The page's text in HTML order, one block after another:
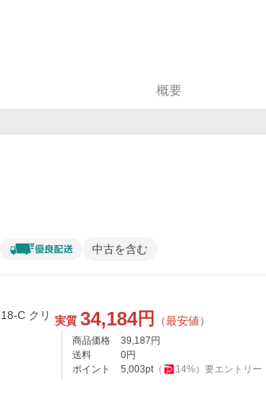
概要
中古を含む
C クリ 実質 34,184円 （最安値）
商品価格 39,187 円
送料
0円
ポイント
5,003pt（ 14%） 要エントリー